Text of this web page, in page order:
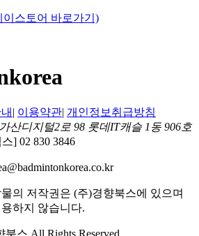
| 이용약관| 개인정보취급방침
산디지털2로 98 롯데IT캐슬 1동 906호
] 02 830 3846
의 저작권은 (주)경향북스에 있으며
하지 않습니다.
스 All Rights Reserved